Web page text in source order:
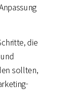
die
sollten,